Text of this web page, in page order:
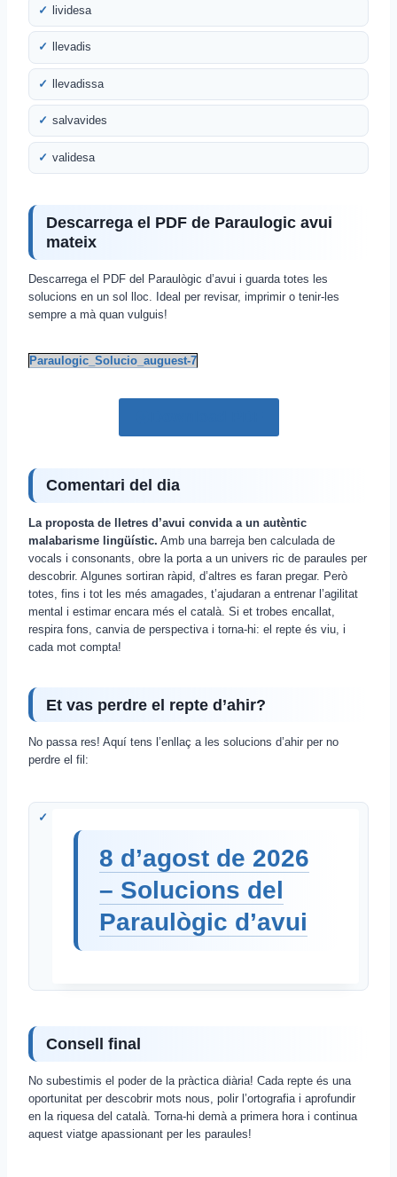
lividesa
llevadis
llevadissa
salvavides
validesa
Descarrega el PDF de Paraulogic avui
mateix
Descarrega el PDF del Paraulògic d’avui i guarda totes les
solucions en un sol lloc. Ideal per revisar, imprimir o tenir-les
sempre a mà quan vulguis!
Paraulogic_Solucio_auguest-7
Comentari del dia
La proposta de lletres d’avui convida a un autèntic
malabarisme lingüístic. Amb una barreja ben calculada de
vocals i consonants, obre la porta a un univers ric de paraules per
descobrir. Algunes sortiran ràpid, d’altres es faran pregar. Però
totes, fins i tot les més amagades, t’ajudaran a entrenar l’agilitat
mental i estimar encara més el català. Si et trobes encallat,
respira fons, canvia de perspectiva i torna-hi: el repte és viu, i
cada mot compta!
Et vas perdre el repte d’ahir?
No passa res! Aquí tens l’enllaç a les solucions d’ahir per no
perdre el fil:
8 d’agost de 2026
– Solucions del
Paraulògic d’avui
Consell final
No subestimis el poder de la pràctica diària! Cada repte és una
oportunitat per descobrir mots nous, polir l’ortografia i aprofundir
en la riquesa del català. Torna-hi demà a primera hora i continua
aquest viatge apassionant per les paraules!